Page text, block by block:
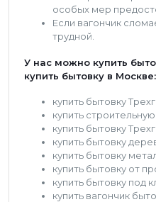
особых мер
Если вагончик
трудной.
У нас можно купить
купить бытовку в Москве:
купить бытовку
купить
купить бытовку
купить бытовку
купить бытовку
купить бытовку от
купить бытовку под
купить вагончик